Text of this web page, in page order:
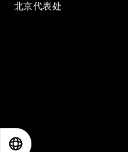
北京代表处